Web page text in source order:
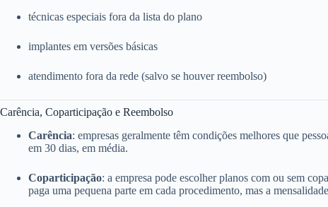
técnicas especiais fora da lista do plano
implantes em versões básicas
atendimento fora da rede (salvo se houver reembolso)
Carência, Coparticipação e Reembolso
Carência: empresas geralmente têm condições melhores que
em 30 dias, em média.
Coparticipação: a empresa pode escolher planos com ou sem
paga uma pequena parte em cada procedimento, mas a